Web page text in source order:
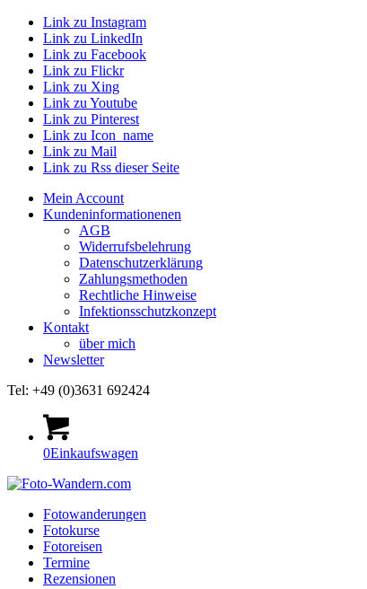
Link zu Instagram
Link zu LinkedIn
Link zu Facebook
Link zu Flickr
Link zu Xing
Link zu Youtube
Link zu Pinterest
Link zu Icon_name
Link zu Mail
Link zu Rss dieser Seite
Mein Account
Kundeninformationenen
AGB
Widerrufsbelehrung
Datenschutzerklärung
Zahlungsmethoden
Rechtliche Hinweise
Infektionsschutzkonzept
Kontakt
über mich
Newsletter
Tel: +49 (0)3631 692424
0Einkaufswagen
Fotowanderungen
Fotokurse
Fotoreisen
Termine
Rezensionen